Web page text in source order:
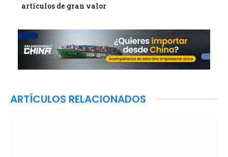
artículos de gran valor
ARTÍCULOS RELACIONADOS